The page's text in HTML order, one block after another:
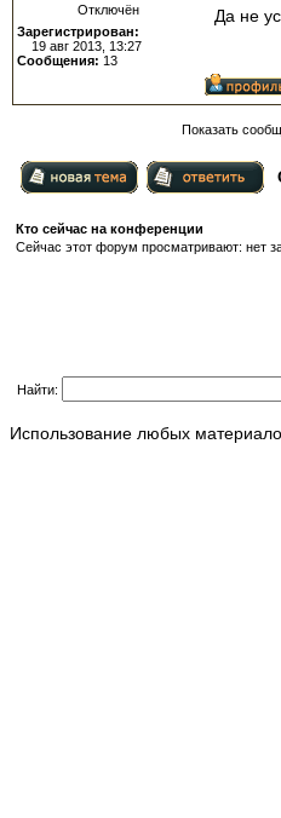
Отключён
Зарегистрирован:
19 авг 2013, 13:27
Сообщения: 13
Да не
Показать
Кто сейчас на конференции
Сейчас этот форум просматривают: нет
Найти:
Использование любых